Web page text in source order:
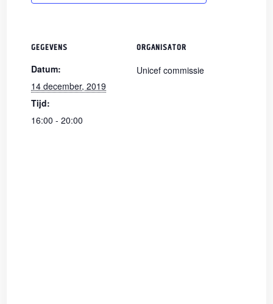
GEGEVENS
Datum:
14 december, 2019
Tijd:
16:00 - 20:00
ORGANISATOR
Unicef commissie